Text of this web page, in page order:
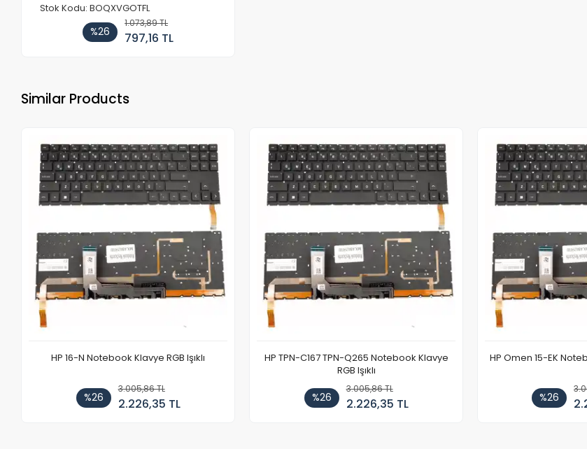
Stok Kodu: BOQXVGOTFL
%26
1.073,89 TL
797,16 TL
Similar Products
HP 16-N Notebook Klavye RGB Işıklı
%26
3.005,86 TL
2.226,35 TL
HP TPN-C167 TPN-Q265 Notebook Klavye
RGB Işıklı
%26
3.005,86 TL
2.226,35 TL
HP Omen 15-EK
%26